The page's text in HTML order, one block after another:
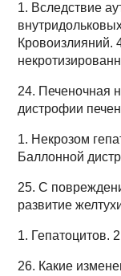
1. Вследствие
Кровоизлияний.
24. Печеночная
дистрофии
1. Некрозом
Баллонной
25. С
развитие
1. Гепатоцитов.
26. Какие